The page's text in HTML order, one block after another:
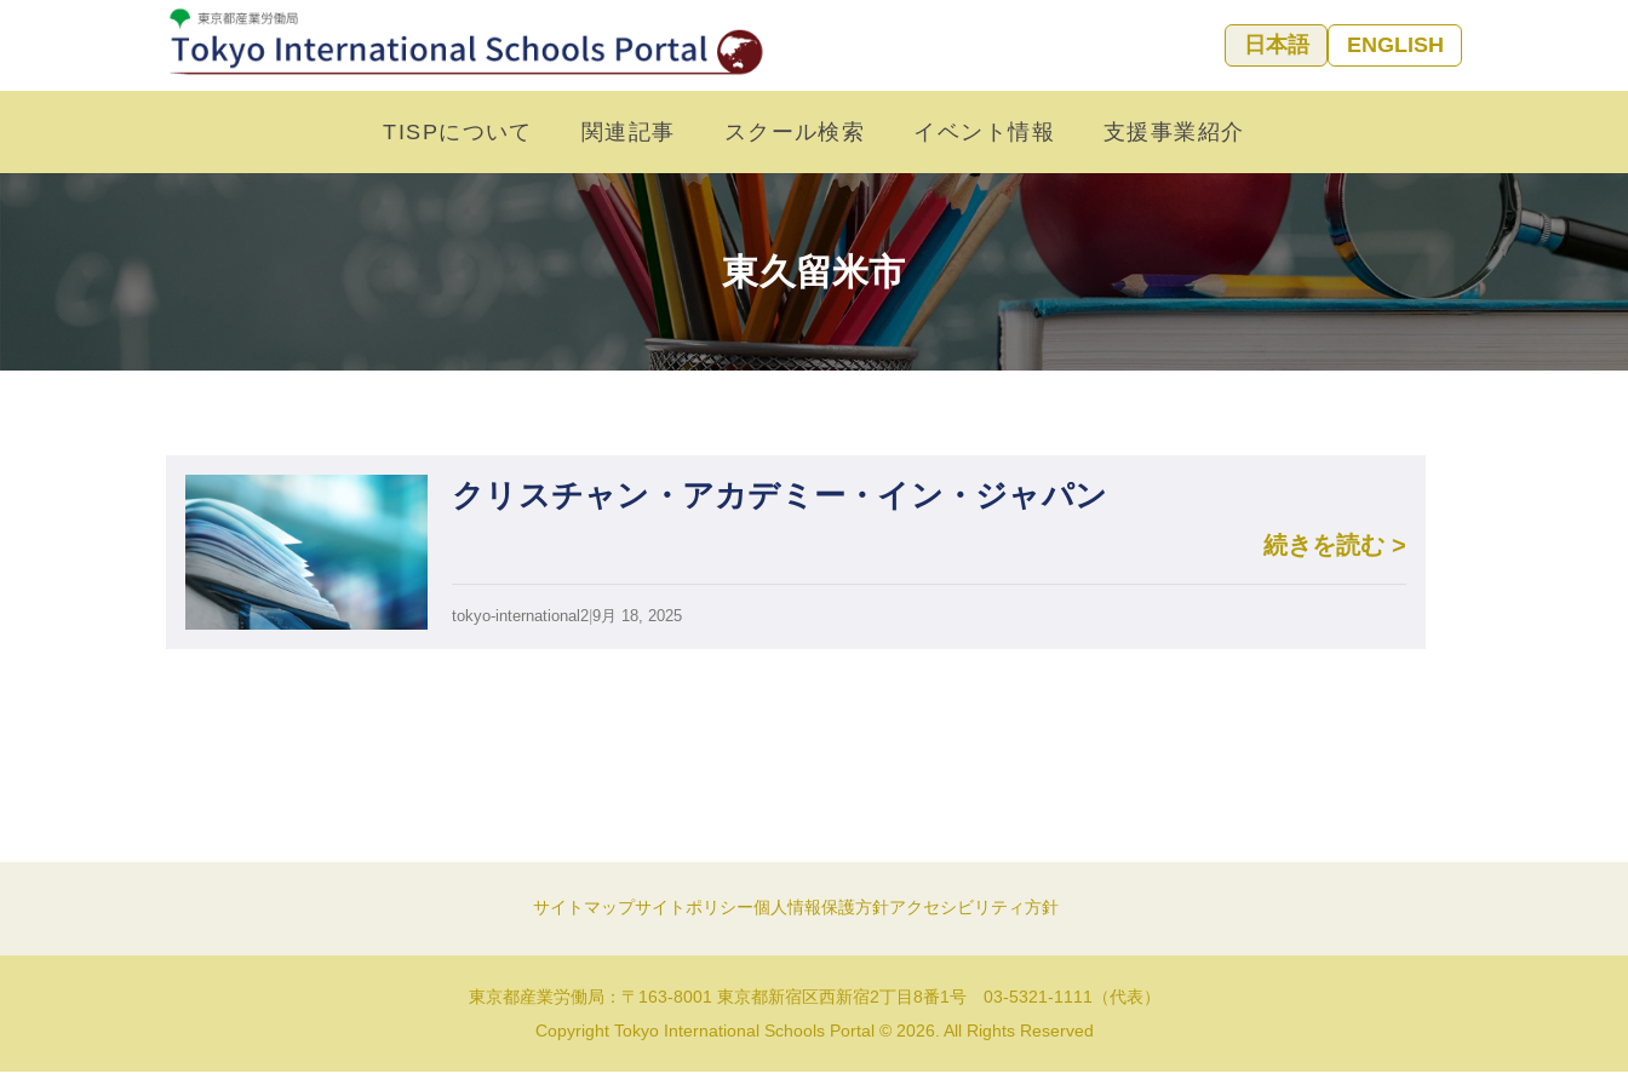
日本語 ENGLISH
TISPについて 関連記事 スクール検索 イベント情報 支援事業紹介
東久留米市
クリスチャン・アカデミー・イン・ジャパン
続きを読む >
tokyo-international2 9月 18, 2025
サイトマップサイトポリシー個人情報保護方針アクセシビリティ方針
東京都産業労働局：〒163-8001 東京都新宿区西新宿2丁目8番1号 03-5321-1111（代表）
Copyright Tokyo International Schools Portal © 2026. All Rights Reserved